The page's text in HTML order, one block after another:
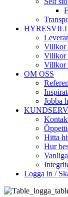
Villkor
Villkor
Villkor
OM OSS
Jobba
Hitta
Hur
Logga in /